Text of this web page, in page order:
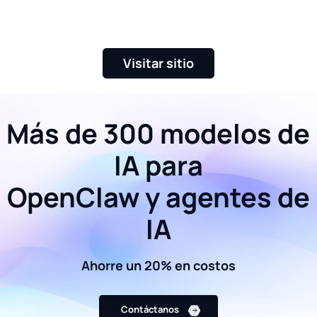
Visitar sitio
Más de 300 modelos de
IA para
OpenClaw y agentes de
IA
Ahorre un 20% en costos
Contáctanos